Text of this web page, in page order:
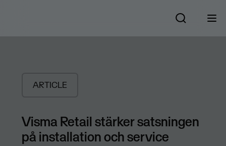
ARTICLE
Visma Retail stärker satsningen
på installation och service